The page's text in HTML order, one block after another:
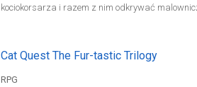
kociokorsarza i razem z nim odkrywać
bowiem na spokojną eksplorację, już teraz
Cat Quest The Fur-tastic Trilogy
RPG